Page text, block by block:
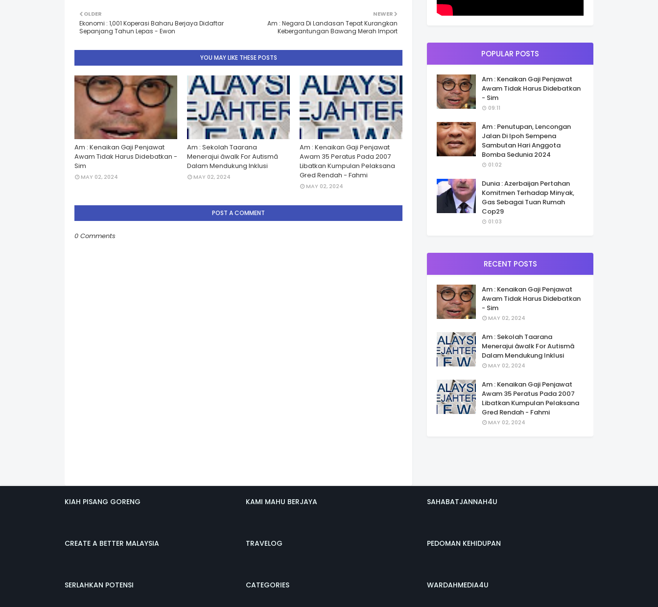
NEWER
Am : Negara Di Landasan Tepat Kurangkan
Kebergantungan Bawang Merah Import
OLDER
Ekonomi : 1,001 Koperasi Baharu Berjaya Didaftar
Sepanjang Tahun Lepas - Ewon
YOU MAY LIKE THESE POSTS
Am : Kenaikan Gaji Penjawat
Awam Tidak Harus Didebatkan -
Sim
MAY 02, 2024
Am : Sekolah Taarana
Menerajui âwalk For Autismâ
Dalam Mendukung Inklusi
MAY 02, 2024
Am : Kenaikan Gaji Penjawat
Awam 35 Peratus Pada 2007
Libatkan Kumpulan Pelaksana
Gred Rendah - Fahmi
MAY 02, 2024
POST A COMMENT
0 Comments
POPULAR POSTS
Am : Kenaikan Gaji Penjawat
Awam Tidak Harus Didebatkan
- Sim
09:11
Am : Penutupan, Lencongan
Jalan Di Ipoh Sempena
Sambutan Hari Anggota
Bomba Sedunia 2024
01:02
Dunia : Azerbaijan Pertahan
Komitmen Terhadap Minyak,
Gas Sebagai Tuan Rumah
Cop29
01:03
RECENT POSTS
Am : Kenaikan Gaji Penjawat
Awam Tidak Harus Didebatkan
- Sim
MAY 02, 2024
Am : Sekolah Taarana
Menerajui âwalk For Autismâ
Dalam Mendukung Inklusi
MAY 02, 2024
Am : Kenaikan Gaji Penjawat
Awam 35 Peratus Pada 2007
Libatkan Kumpulan Pelaksana
Gred Rendah - Fahmi
MAY 02, 2024
KIAH PISANG GORENG
CREATE A BETTER MALAYSIA
SERLAHKAN POTENSI
KAMI MAHU BERJAYA
TRAVELOG
CATEGORIES
SAHABATJANNAH4U
PEDOMAN KEHIDUPAN
WARDAHMEDIA4U